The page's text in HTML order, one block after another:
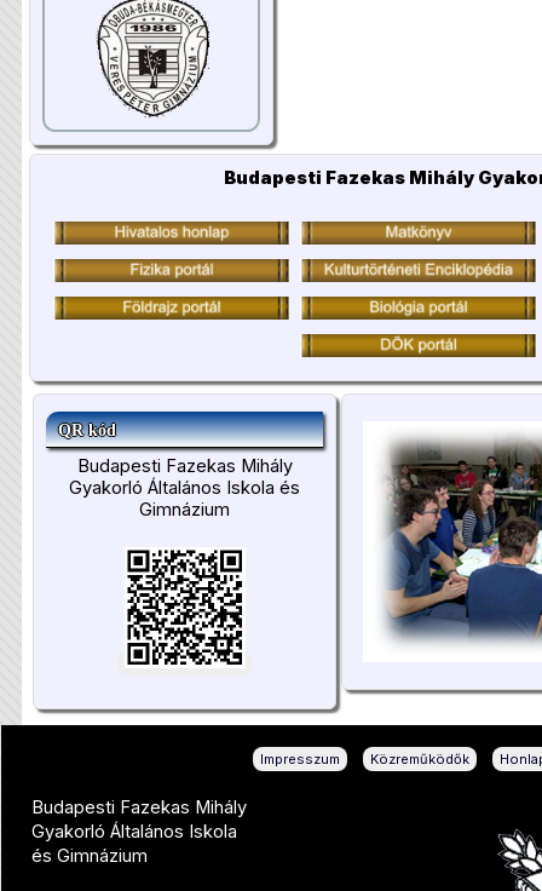
Budapesti Fazekas Mihály
QR kód
Budapesti Fazekas Mihály
Gyakorló Általános Iskola és
Gimnázium
Impresszum Közreműködők
Budapesti Fazekas Mihály
Gyakorló Általános Iskola
és Gimnázium